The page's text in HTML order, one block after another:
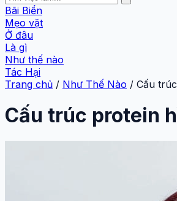
Bãi Biển
Mẹo vặt
Ở đâu
Là gì
Như thế nào
Tác Hại
Trang chủ / Như Thế Nào / Cấu
Cấu trúc protein